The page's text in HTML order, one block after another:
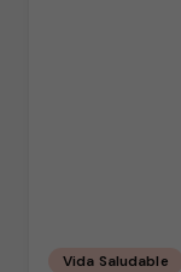
Vida Saludable